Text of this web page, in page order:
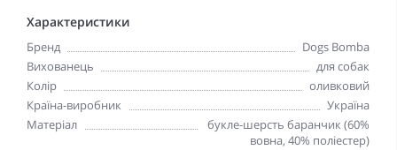
Характеристики
Бренд
Dogs Bomba
Вихованець
для собак
Колір
оливковий
Країна-виробник
Україна
Матеріал
букле-шерсть баранчик (60%
вовна, 40% поліестер)